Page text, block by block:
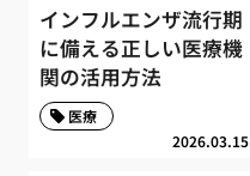
インフルエンザ流行期
に備える正しい医療機
関の活用方法
2026.03.15
医療